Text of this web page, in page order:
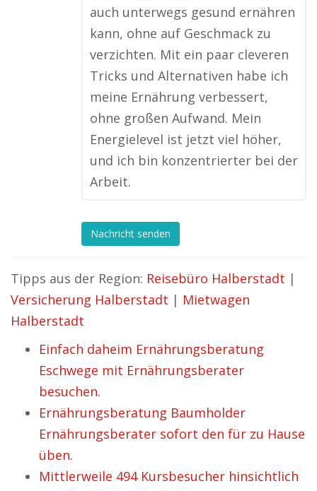
auch unterwegs gesund ernähren
kann, ohne auf Geschmack zu
verzichten. Mit ein paar cleveren
Tricks und Alternativen habe ich
meine Ernährung verbessert,
ohne großen Aufwand. Mein
Energielevel ist jetzt viel höher,
und ich bin konzentrierter bei der
Arbeit.
Nachricht senden
Tipps aus der Region: Reisebüro Halberstadt |
Versicherung Halberstadt | Mietwagen
Halberstadt
Einfach daheim Ernährungsberatung
Eschwege mit Ernährungsberater
besuchen.
Ernährungsberatung Baumholder
Ernährungsberater sofort den für zu Hause
üben.
Mittlerweile 494 Kursbesucher hinsichtlich